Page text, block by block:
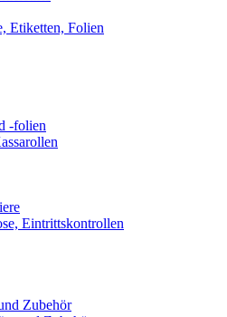
Etiketten, Folien
-folien
Eintrittskontrollen
Zubehör